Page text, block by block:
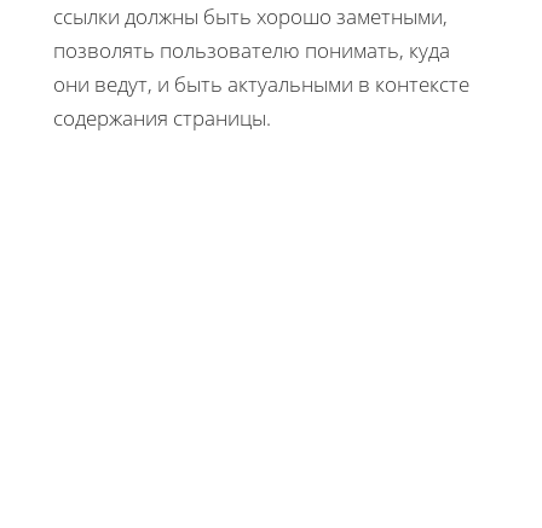
ссылки должны быть хорошо заметными,
позволять пользователю понимать, куда
они ведут, и быть актуальными в контексте
содержания страницы.